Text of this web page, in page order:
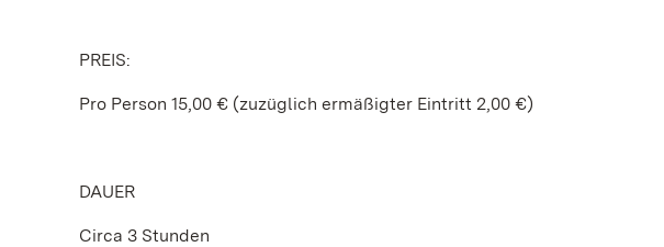
PREIS:
Pro Person 15,00 € (zuzüglich ermäßigter Eintritt 2,00 €)
DAUER
Circa 3 Stunden